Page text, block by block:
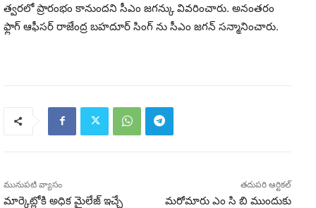
త్వరలో ప్రారంభం కానుందని సీఎం జగన్కు వివరించారు. అనంతరం
ఫ్లాగ్ ఆఫీసర్ రాజేంద్ర బహదూర్ సింగ్ ను సీఎం జగన్ సన్మానించారు.
మునుపటి వ్యాసం
మార్కెట్లోకి అధిక మైలేజ్ ఇచ్చే
తదుపరి ఆర్టికల్
మరోమారు ఎం సి బి ముందుకు